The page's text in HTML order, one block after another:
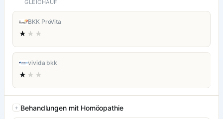
GLEICHAUF
BKK ProVita
★ ★★
vivida bkk
★ ★★
Behandlungen mit Homöopathie